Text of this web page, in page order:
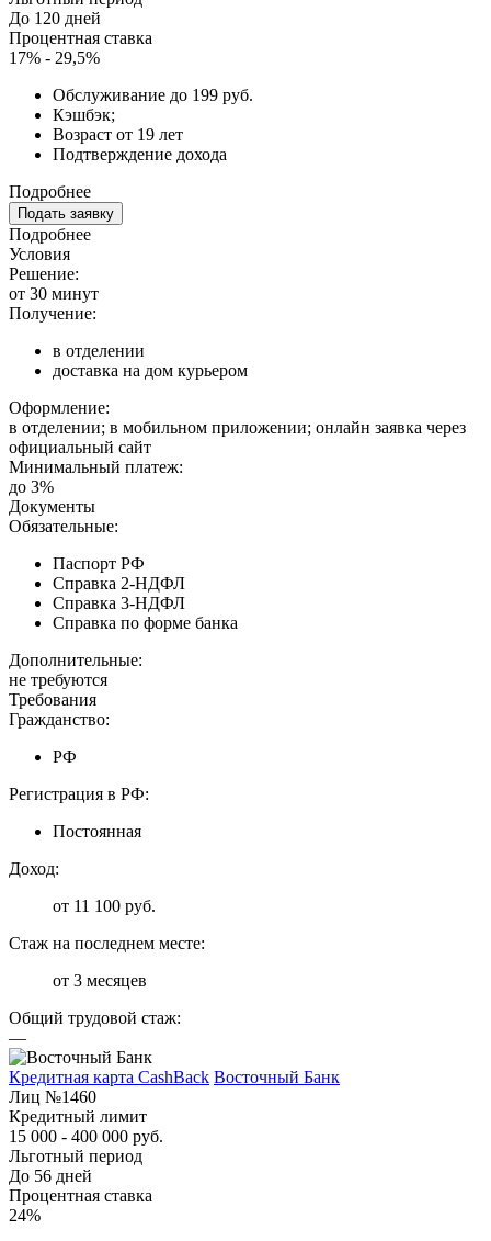
До 120 дней
Процентная ставка
17% - 29,5%
Обслуживание до 199 руб.
Кэшбэк;
Возраст от 19 лет
Подтверждение дохода
Подробнее
Подать заявку
Подробнее
Условия
Решение:
от 30 минут
Получение:
в отделении
доставка на дом курьером
Оформление:
в отделении; в мобильном приложении; онлайн заявка через
официальный сайт
Минимальный платеж:
до 3%
Документы
Обязательные:
Паспорт РФ
Справка 2-НДФЛ
Справка 3-НДФЛ
Справка по форме банка
Дополнительные:
не требуются
Требования
Гражданство:
РФ
Регистрация в РФ:
Постоянная
Доход:
от 11 100 руб.
Стаж на последнем месте:
от 3 месяцев
Общий трудовой стаж:
—
Кредитная карта CashBack Восточный Банк
Лиц №1460
Кредитный лимит
15 000 - 400 000 руб.
Льготный период
До 56 дней
Процентная ставка
24%